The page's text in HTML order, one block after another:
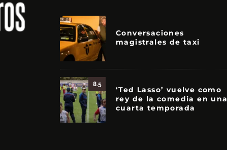
Conversaciones
magistrales de taxi
8.5
‘Ted Lasso’ vuelve como
rey de la comedia en una
cuarta temporada